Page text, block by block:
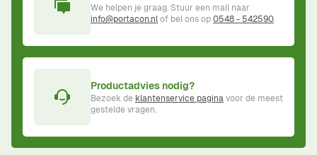
We helpen je graag. Stuur een mail naar
info@portacon.nlof bel ons op0548 - 542590.
Productadvies nodig?
Bezoek de klantenservice paginavoor de meest
gestelde vragen.